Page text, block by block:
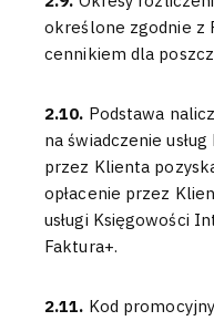
określone zgodnie z
cennikiem dla
2.10. Podstawa
na świadczenie
przez Klienta
opłacenie przez
usługi Księgowości
Faktura+.
2.11. Kod